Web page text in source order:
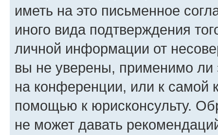
иметь на это письменное
иного вида подтверждения
личной информации от
вы не уверены, применимо ли
на конференции, или к самой
помощью к юрисконсульту.
не может давать